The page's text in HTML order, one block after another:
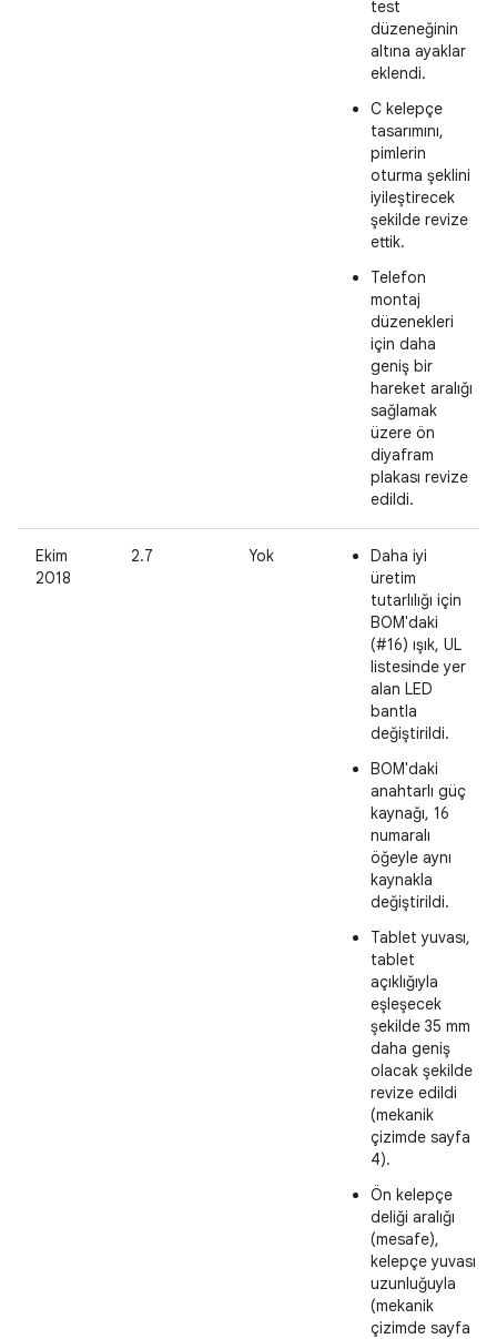
test
düzeneğinin
altına ayaklar
eklendi.
C kelepçe
tasarımını,
pimlerin
oturma şeklini
iyileştirecek
şekilde revize
ettik.
Telefon
montaj
düzenekleri
için daha
geniş bir
hareket aralığı
sağlamak
üzere ön
diyafram
plakası revize
edildi.
Ekim
2018
2.7 Yok
Daha iyi
üretim
tutarlılığı için
BOM'daki
(#16) ışık, UL
listesinde yer
alan LED
bantla
değiştirildi.
BOM'daki
anahtarlı güç
kaynağı, 16
numaralı
öğeyle aynı
kaynakla
değiştirildi.
Tablet yuvası,
tablet
açıklığıyla
eşleşecek
şekilde 35 mm
daha geniş
olacak şekilde
revize edildi
(mekanik
çizimde sayfa
4).
Ön kelepçe
deliği aralığı
(mesafe),
kelepçe yuvası
uzunluğuyla
(mekanik
çizimde sayfa